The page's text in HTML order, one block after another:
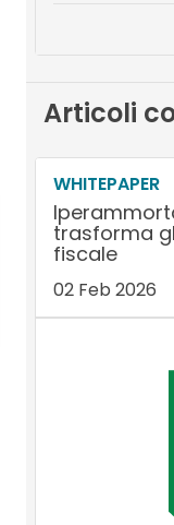
Articoli
WHITEPAPER
trasforma
fiscale
02 Feb 2026